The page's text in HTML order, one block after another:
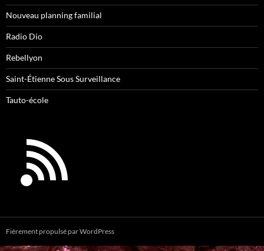
Nouveau planning familial
Radio Dio
Rebellyon
Saint-Étienne Sous Surveillance
Tauto-école
Fièrement propulsé par WordPress